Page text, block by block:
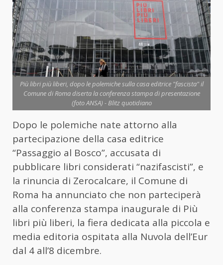
Più libri più liberi, dopo le polemiche sulla casa editrice "fascista" il
Comune di Roma diserta la conferenza stampa di presentazione
(foto ANSA) - Blitz quotidiano
Dopo le polemiche nate attorno alla
partecipazione della casa editrice
“Passaggio al Bosco”, accusata di
pubblicare libri considerati “nazifascisti”, e
la rinuncia di Zerocalcare, il Comune di
Roma ha annunciato che non parteciperà
alla conferenza stampa inaugurale di Più
libri più liberi, la fiera dedicata alla piccola e
media editoria ospitata alla Nuvola dell’Eur
dal 4 all’8 dicembre.